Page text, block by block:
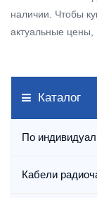
Каталог
По
Кабели
наличии. Чтобы
актуальные цены,